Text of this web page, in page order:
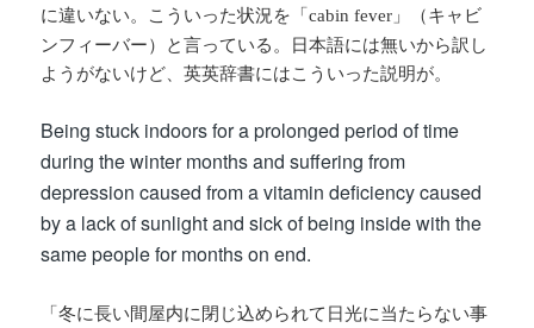
に違いない。こういった状況を「cabin fever 」（キャビ
ンフィーバー）と言っている。日本語には無いから訳し
ようがないけど、英英辞書にはこういった説明が。
Being stuck indoors for a prolonged period of time
during the winter months and suffering from
depression caused from a vitamin deficiency caused
by a lack of sunlight and sick of being inside with the
same people for months on end.
「冬に長い間屋内に閉じ込められて日光に当たらない事